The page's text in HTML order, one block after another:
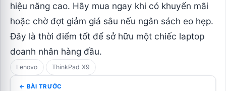
hiệu năng cao. Hãy mua ngay khi có khuyến mãi
hoặc chờ đợt giảm giá sâu nếu ngân sách eo hẹp.
Đây là thời điểm tốt để sở hữu một chiếc laptop
doanh nhân hàng đầu.
Lenovo ThinkPad X9
← BÀI TRƯỚC